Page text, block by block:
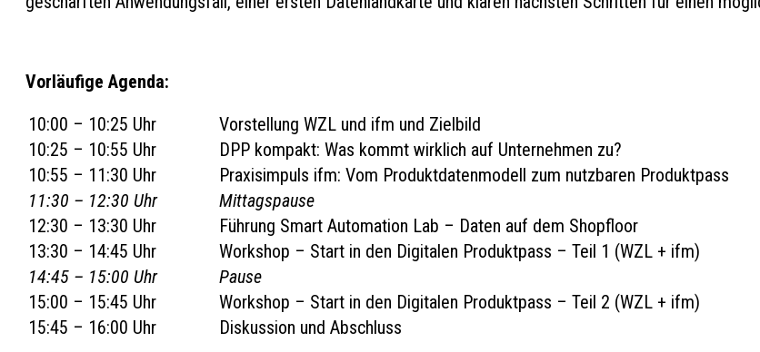
Vorläufige Agenda:
10:00 – 10:25 Uhr
Vorstellung WZL und ifm und Zielbild
10:25 – 10:55 Uhr
DPP kompakt: Was kommt wirklich auf Unternehmen zu?
10:55 – 11:30 Uhr
Praxisimpuls ifm: Vom Produktdatenmodell zum nutzbaren Produktpass
11:30 – 12:30 Uhr
Mittagspause
12:30 – 13:30 Uhr
Führung Smart Automation Lab – Daten auf dem Shopfloor
13:30 – 14:45 Uhr
Workshop – Start in den Digitalen Produktpass – Teil 1 (WZL + ifm)
14:45 – 15:00 Uhr
Pause
15:00 – 15:45 Uhr
Workshop – Start in den Digitalen Produktpass – Teil 2 (WZL + ifm)
15:45 – 16:00 Uhr
Diskussion und Abschluss